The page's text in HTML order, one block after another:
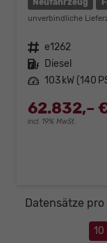
Neufahrzeug
unverbindliche
Fahrzeugnr. e1262
Kraftstoff Diesel
Leistung 103 kW (140
62.832,–
incl. 19% MwSt.
Datensätze pro
10